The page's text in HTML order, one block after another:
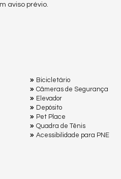
aviso prévio.
Bicicletário
Câmeras de Segurança
Elevador
Depósito
Pet Place
Quadra de Tênis
Acessibilidade para PNE